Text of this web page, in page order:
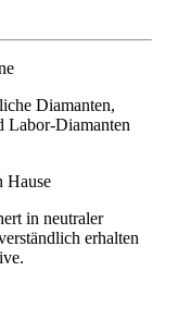
Diamanten,
Labor-Diamanten
Hause
in neutraler
erhalten